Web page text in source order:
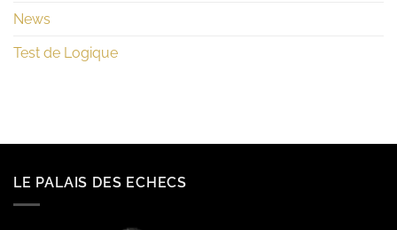
News
Test de Logique
LE PALAIS DES ECHECS